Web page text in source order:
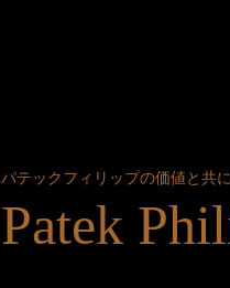
パテックフィリップの価値と共
Patek